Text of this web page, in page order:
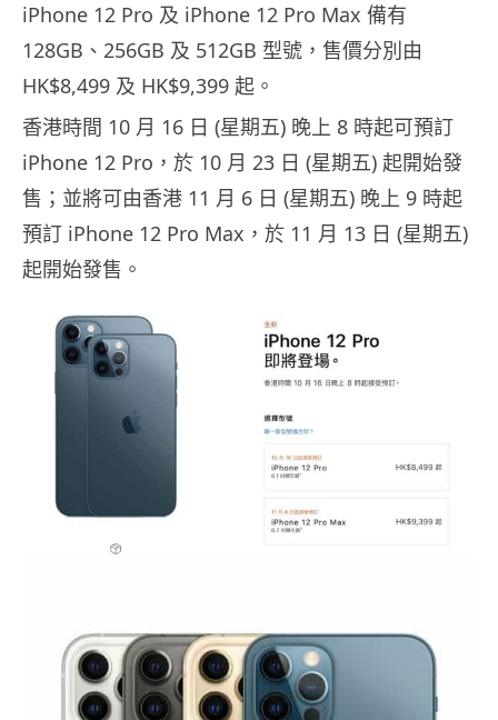
iPhone 12 Pro 及 iPhone 12 Pro Max 備有
128GB、256GB 及 512GB 型號，售價分別由
HK$8,499 及 HK$9,399 起。
香港時間 10 月 16 日 (星期五) 晚上 8 時起可預訂
iPhone 12 Pro，於 10 月 23 日 (星期五) 起開始發
售；並將可由香港 11 月 6 日 (星期五) 晚上 9 時起
預訂 iPhone 12 Pro Max，於 11 月 13 日 (星期五)
起開始發售。